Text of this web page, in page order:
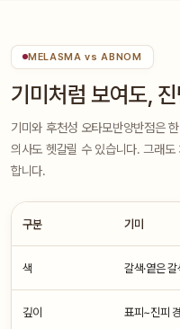
MELASMA vs ABNOM
기미처럼 보여도,
기미와 후천성 오타모반양반점은
의사도 헷갈릴 수 있습니다. 그래
합니다.
구분 기미
색 갈색·옅은 갈
깊이 표피~진피